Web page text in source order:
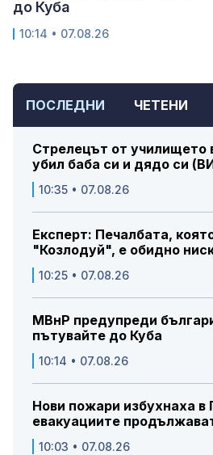
ПОСЛЕДНИ ЧЕТЕНИ
Стрелецът от училището
убил баба си и дядо си
10:35 • 07.08.26
Експерт: Печалбата,
"Козлодуй", е обидно
10:25 • 07.08.26
МВнР предупреди
пътувайте до Куба
10:14 • 07.08.26
Нови пожари избухнаха в
евакуациите
10:03 • 07.08.26
до Куба
10:14 • 07.08.26